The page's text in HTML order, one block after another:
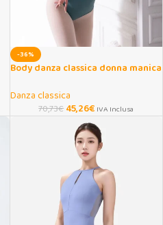
-36%
Body danza classica donna manica
Danza classica
70,73€45,26€ IVA Inclusa